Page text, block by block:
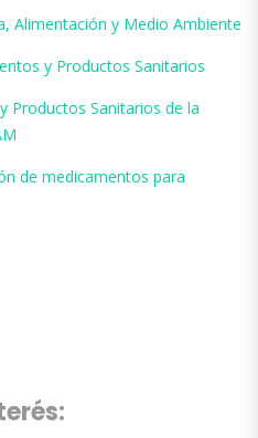
Alimentación y Medio Ambiente
y Productos Sanitarios
Productos Sanitarios de la
de medicamentos para